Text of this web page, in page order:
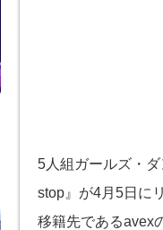
5人組ガールズ・
stop』が4月5日に
移籍先であるavex